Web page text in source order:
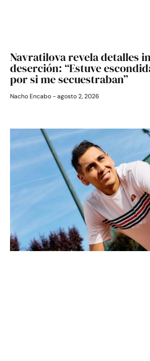
Navratilova revela detalles
deserción: “Estuve
por si me secuestraban”
Nacho Encabo agosto 2, 2026